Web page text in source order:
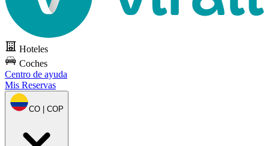
Hoteles
Coches
Centro de ayuda
Mis Reservas
CO | COP